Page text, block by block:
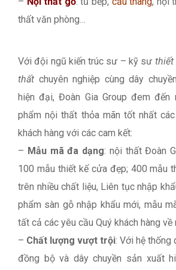
thất văn phòng…
Với đội ngũ kiến trúc sư – kỹ sư thiết
thất chuyên nghiệp cùng dây
hiện đại, Đoàn Gia Group đem đến
phẩm nội thất thỏa mãn tốt nhất
khách hàng với các cam kết:
– Mẫu mã đa dạng: nội thất Đoàn
100 mẫu thiết kế cửa đẹp; 400 mẫu
trên nhiều chất liệu, Liên tục nhập
phẩm sàn gỗ nhập khẩu mới, mẫu
tất cả các yêu cầu Quý khách hàng về
– Chất lượng vượt trội: Với hệ thống
đồng bộ và dây chuyền sản xuất